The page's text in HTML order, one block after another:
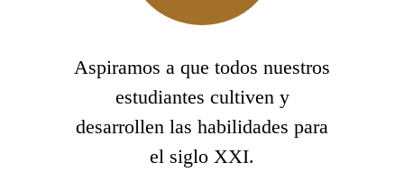
Aspiramos a que todos nuestros
estudiantes cultiven y
desarrollen las habilidades para
el siglo XXI.